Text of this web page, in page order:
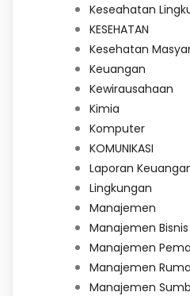
Keseahatan
KESEHATAN
Kesehatan
Keuangan
Kewirausahaan
Kimia
Komputer
KOMUNIKASI
Laporan
Lingkungan
Manajemen
Manajemen Bisnis
Manajemen
Manajemen
Manajemen